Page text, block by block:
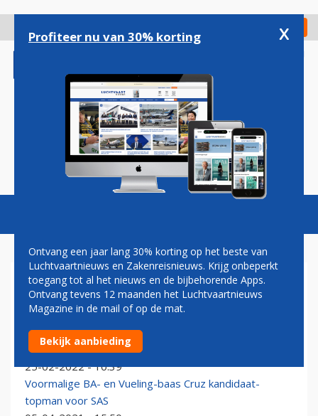
gaan
Check in
Magazine Podcasts Vacatures
ALEX CRUZ
Ex-topman British Airways en Vueling aan de slag bij
WestJet
25-02-2022 - 10:39
Voormalige BA- en Vueling-baas Cruz kandidaat-
topman voor SAS
Profiteer nu van 30% korting x
Ontvang een jaar lang 30% korting op het beste van
Luchtvaartnieuws en Zakenreisnieuws. Krijg onbeperkt
toegang tot al het nieuws en de bijbehorende Apps.
Ontvang tevens 12 maanden het Luchtvaartnieuws
Magazine in de mail of op de mat.
Bekijk aanbieding